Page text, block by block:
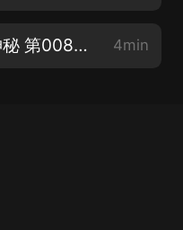
甜妻妖嬈：閃婚老公很神秘 第008集 救我 4min